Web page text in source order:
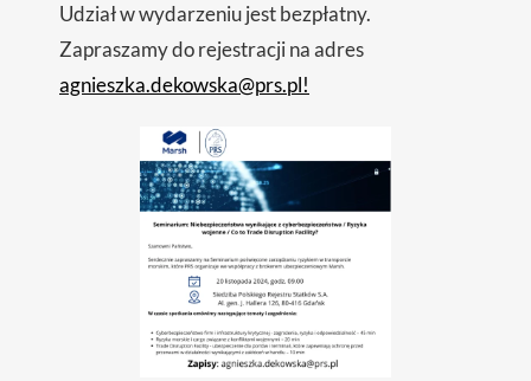
Udział w wydarzeniu jest bezpłatny.
Zapraszamy do rejestracji na adres
agnieszka.dekowska@prs.pl!